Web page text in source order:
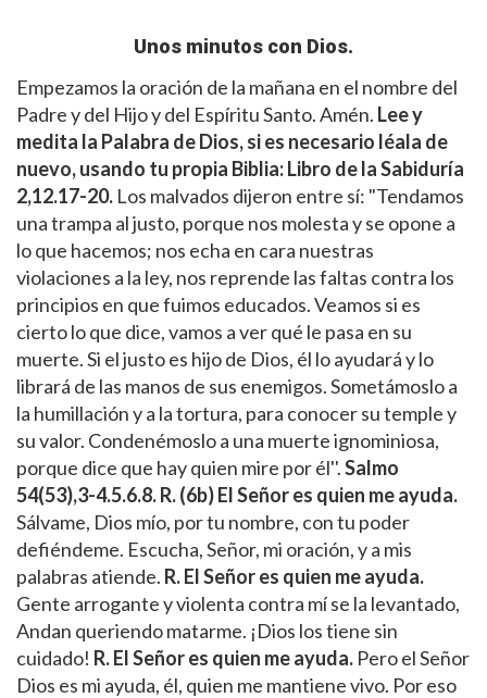
Unos minutos con Dios.
Empezamos la oración de la mañana en el nombre del
Padre y del Hijo y del Espíritu Santo. Amén. Lee y
medita la Palabra de Dios, si es necesario léala de
nuevo, usando tu propia Biblia:Libro de la Sabiduría
2,12.17-20. Los malvados dijeron entre sí: "Tendamos
una trampa al justo, porque nos molesta y se opone a
lo que hacemos; nos echa en cara nuestras
violaciones a la ley, nos reprende las faltas contra los
principios en que fuimos educados. Veamos si es
cierto lo que dice, vamos a ver qué le pasa en su
muerte. Si el justo es hijo de Dios, él lo ayudará y lo
librará de las manos de sus enemigos. Sometámoslo a
la humillación y a la tortura, para conocer su temple y
su valor. Condenémoslo a una muerte ignominiosa,
porque dice que hay quien mire por él''.Salmo
54(53),3-4.5.6.8.R. (6b) El Señor es quien me ayuda.
Sálvame, Dios mío, por tu nombre, con tu poder
defiéndeme. Escucha, Señor, mi oración, y a mis
palabras atiende. R. El Señor es quien me ayuda.
Gente arrogante y violenta contra mí se la levantado,
Andan queriendo matarme. ¡Dios los tiene sin
cuidado! R. El Señor es quien me ayuda. Pero el Señor
Dios es mi ayuda, él, quien me mantiene vivo. Por eso